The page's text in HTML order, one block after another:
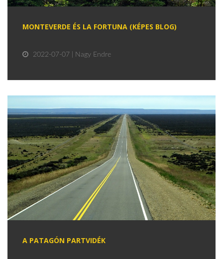
MONTEVERDE ÉS LA FORTUNA (KÉPES BLOG)
2022-07-07 | Nagy Endre
A PATAGÓN PARTVIDÉK